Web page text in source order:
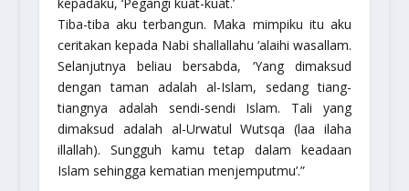
Tiba-tiba aku terbangun. Maka mimpiku itu aku
ceritakan kepada Nabi shallallahu ‘alaihi wasallam.
Selanjutnya beliau bersabda, ‘Yang dimaksud
dengan taman adalah al-Islam, sedang tiang-
tiangnya adalah sendi-sendi Islam. Tali yang
dimaksud adalah al-Urwatul Wutsqa (laa ilaha
illallah). Sungguh kamu tetap dalam keadaan
Islam sehingga kematian menjemputmu’.”